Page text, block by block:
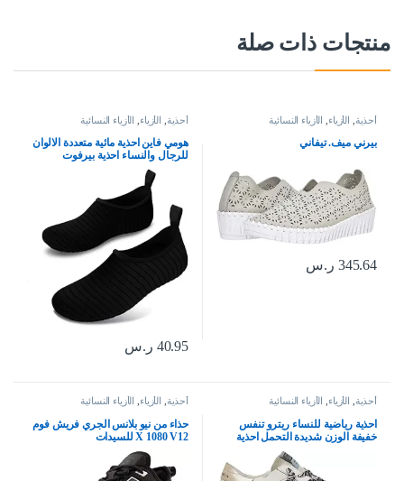
منتجات ذات صلة
أحذية الأزياء الأزياء النسائية
بيرني ميف. تيفاني
345.64 ر.س
أحذية الأزياء الأزياء النسائية
هومي فاين احذية مائية متعددة الالوان
للرجال والنساء احذية بيرفوت
للشاطئ وحمام السباحة للاولاد
والبنات، احذية مائية سريعة الجفاف
لليوجا وركوب الامواج والسباحة
والرياضات المائية
40.95 ر.س
أحذية الأزياء الأزياء النسائية
احذية رياضية للنساء ريترو تنفس
خفيفة الوزن شديدة التحمل احذية
رياضية جلدية غير رسمية من جولدن
أحذية الأزياء الأزياء النسائية
حذاء من نيو بلانس الجري فريش فوم
X 1080 V12 للسيدات